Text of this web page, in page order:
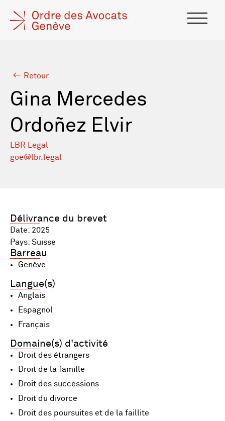
Retour
Gina Mercedes
Ordoñez Elvir
LBR Legal
goe@lbr.legal
Délivrance du brevet
Date: 2025
Pays: Suisse
Barreau
Genève
Langue(s)
Anglais
Espagnol
Français
Domaine(s) d'activité
Droit des étrangers
Droit de la famille
Droit des successions
Droit du divorce
Droit des poursuites et de la faillite